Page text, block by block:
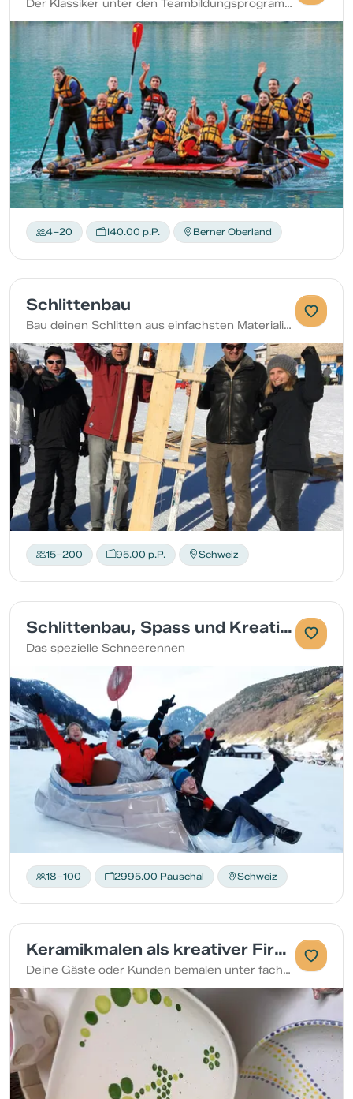
Der Klassiker unter den Teambildungsprogrammen
4–20 140.00 p.P. Berner Oberland
Schlittenbau
Bau deinen Schlitten aus einfachsten Materialien.
15–200 95.00 p.P. Schweiz
Schlittenbau, Spass und Kreativität
Das spezielle Schneerennen
18–100 2995.00 Pauschal Schweiz
Keramikmalen als kreativer Firmenanlass bei euch vor Ort
Deine Gäste oder Kunden bemalen unter fachkundiger Anleitung einen Keramikgegenstand